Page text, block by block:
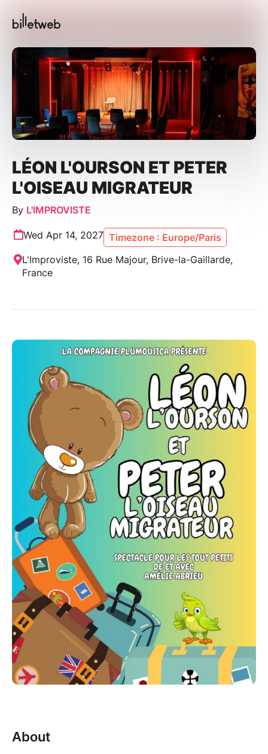
LÉON L'OURSON ET PETER
L'OISEAU MIGRATEUR
By L'IMPROVISTE
Wed Apr 14, 2027 Timezone : Europe/Paris
L'Improviste, 16 Rue Majour, Brive-la-Gaillarde,
France
About